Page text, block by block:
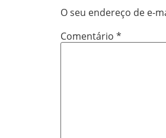
O seu endereço de e-
Comentário *